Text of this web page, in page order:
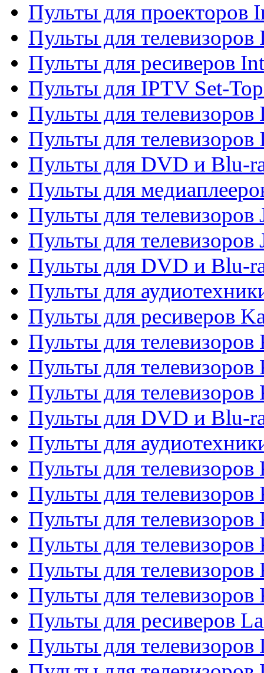
Пульты для проекторов
Пульты для
Пульты для ресиверов
Пульты для IPTV Set-
Пульты для телевизоров
Пульты для телевизоров
Пульты для DVD и Blu-
Пульты для
Пульты для телевизоров
Пульты для телевизоров
Пульты для DVD и Blu-
Пульты для
Пульты для ресиверов
Пульты для телевизоров
Пульты для телевизоров
Пульты для телевизоров
Пульты для DVD и Blu-
Пульты для
Пульты для
Пульты для телевизоров
Пульты для телевизоров
Пульты для телевизоров
Пульты для
Пульты для
Пульты для ресиверов
Пульты для телевизоров